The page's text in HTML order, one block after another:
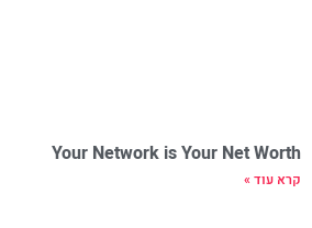
Your Network is Your Net Worth
קרא עוד »